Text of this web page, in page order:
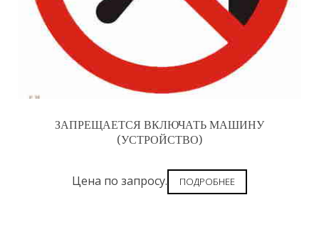
ЗАПРЕЩАЕТСЯ ВКЛЮЧАТЬ МАШИНУ
(УСТРОЙСТВО)
Цена по запросу. ПОДРОБНЕЕ